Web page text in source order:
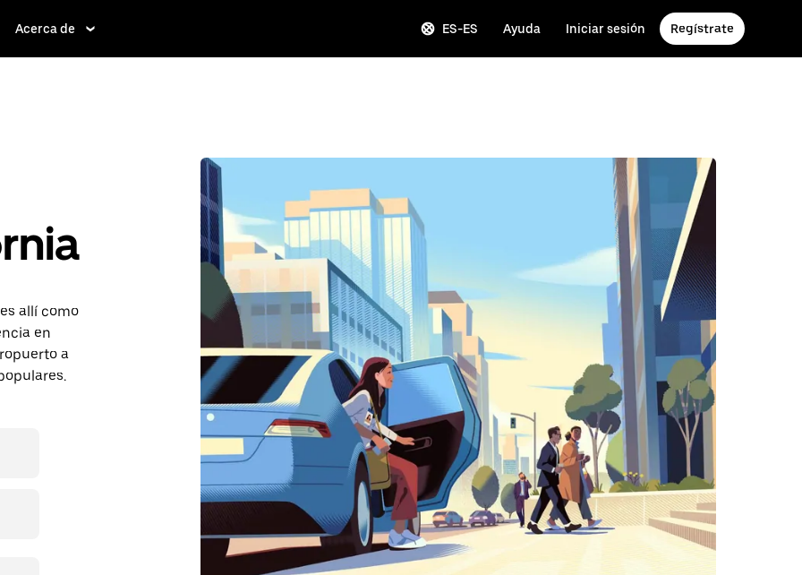
Acerca de ES-ES Ayuda Iniciar sesión Regístrate
allí como
en
a